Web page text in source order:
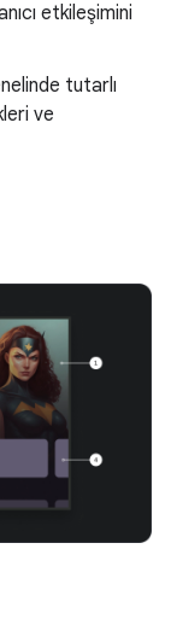
etkileşimini
tutarlı
ve